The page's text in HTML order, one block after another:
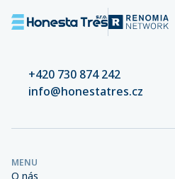
+420 730 874 242
info@honestatres.cz
MENU
O nás